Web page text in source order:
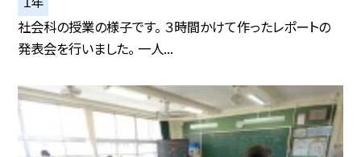
社会科の授業の様子です。 ３時間かけて作ったレポートの
発表会を行いました。 一人...